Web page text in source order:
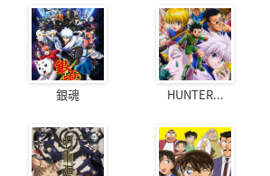
銀魂 HUNTER...